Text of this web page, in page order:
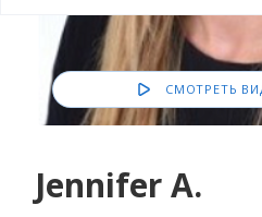
СМОТРЕТЬ
Jennifer A.